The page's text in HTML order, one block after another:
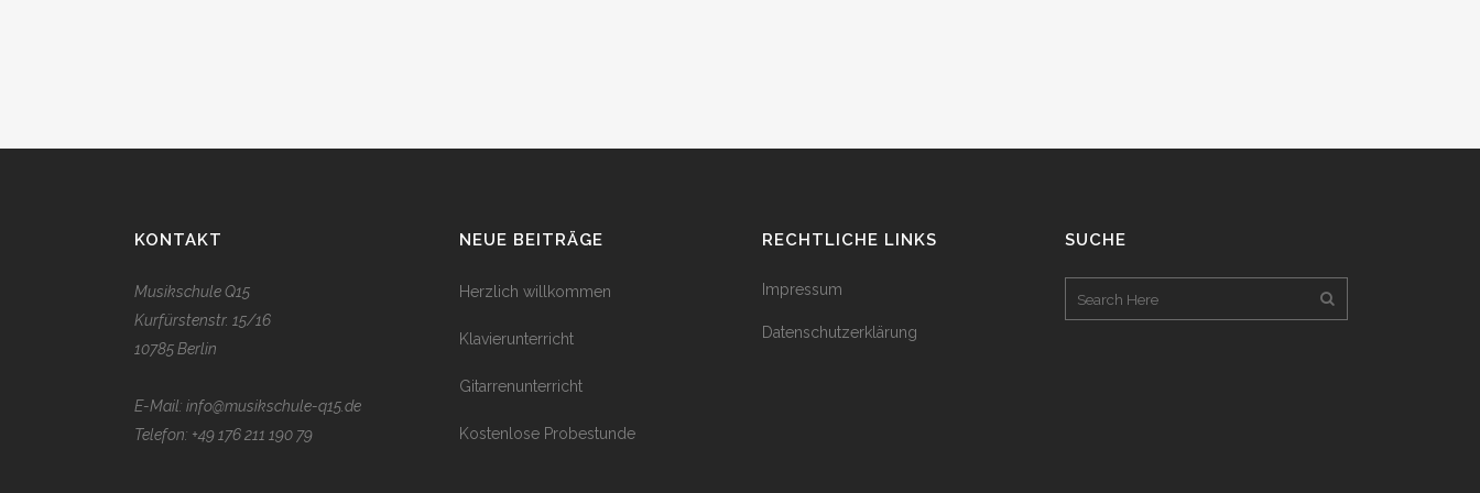
KONTAKT
Musikschule Q15
Kurfürstenstr. 15/16
10785 Berlin
E-Mail: info@musikschule-q15.de
Telefon: +49 176 211 190 79
NEUE BEITRÄGE
Herzlich willkommen
Klavierunterricht
Gitarrenunterricht
Kostenlose Probestunde
RECHTLICHE LINKS
Impressum
Datenschutzerklärung
SUCHE